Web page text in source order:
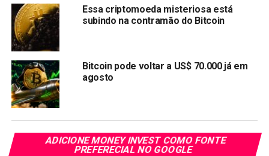
Baleia movimenta 1,8 trilhão de Shiba Inu
NÃO PERCA:
Câmara aprova projeto que regulamenta
criptomoedas
Essa criptomoeda misteriosa está
subindo na contramão do Bitcoin
Bitcoin pode voltar a US$ 70.000 já em
agosto
ADICIONE MONEY INVEST COMO FONTE
PREFERECIAL NO GOOGLE